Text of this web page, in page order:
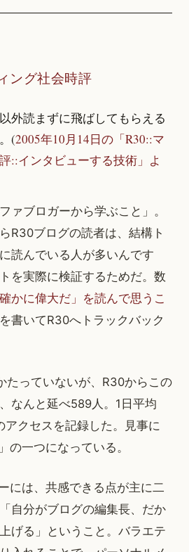
ング社会時評
外読まずに飛ばしてもらえる
(2005年10月14日の「R30::マ
::インタビューする技術」よ
ァブロガーから学ぶこと」。
R30ブログの読者は、結構ト
読んでいる人が多いんです
を実際に検証するためだ。数
確かに偉大だ」を読んで思うこ
書いてR30へトラックバック
たっていないが、R30からこの
なんと延べ589人。1日平均
アクセスを記録した。見事に
の一つになっている。
には、共感できる点が主に二
自分がブログの編集長、だか
げる」ということ。バラエテ